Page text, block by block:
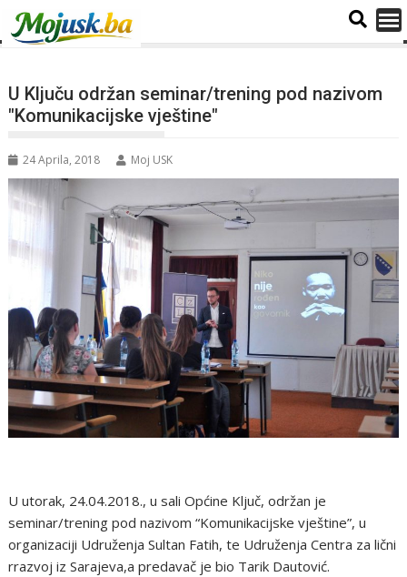
U Ključu održan seminar/trening pod nazivom
"Komunikacijske vještine"
24 Aprila, 2018 Moj USK
U utorak, 24.04.2018., u sali Općine Ključ, održan je
seminar/trening pod nazivom “Komunikacijske vještine”, u
organizaciji Udruženja Sultan Fatih, te Udruženja Centra za lični
rrazvoj iz Sarajeva,a predavač je bio Tarik Dautović.